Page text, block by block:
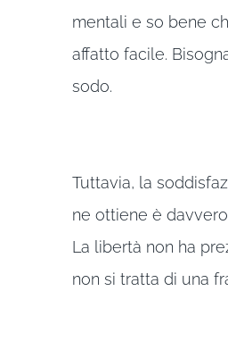
mentali e so bene
affatto facile.
sodo.
Tuttavia, la
ne ottiene è
La libertà non ha
non si tratta di una